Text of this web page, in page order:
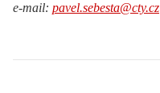
e-mail: pavel.sebesta@cty.cz